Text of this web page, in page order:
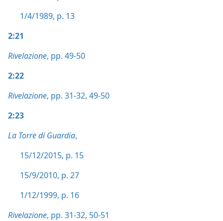
1/4/1989, p. 13
2:21
Rivelazione, pp. 49-50
2:22
Rivelazione, pp. 31-32, 49-50
2:23
La Torre di Guardia,
15/12/2015, p. 15
15/9/2010, p. 27
1/12/1999, p. 16
Rivelazione, pp. 31-32, 50-51